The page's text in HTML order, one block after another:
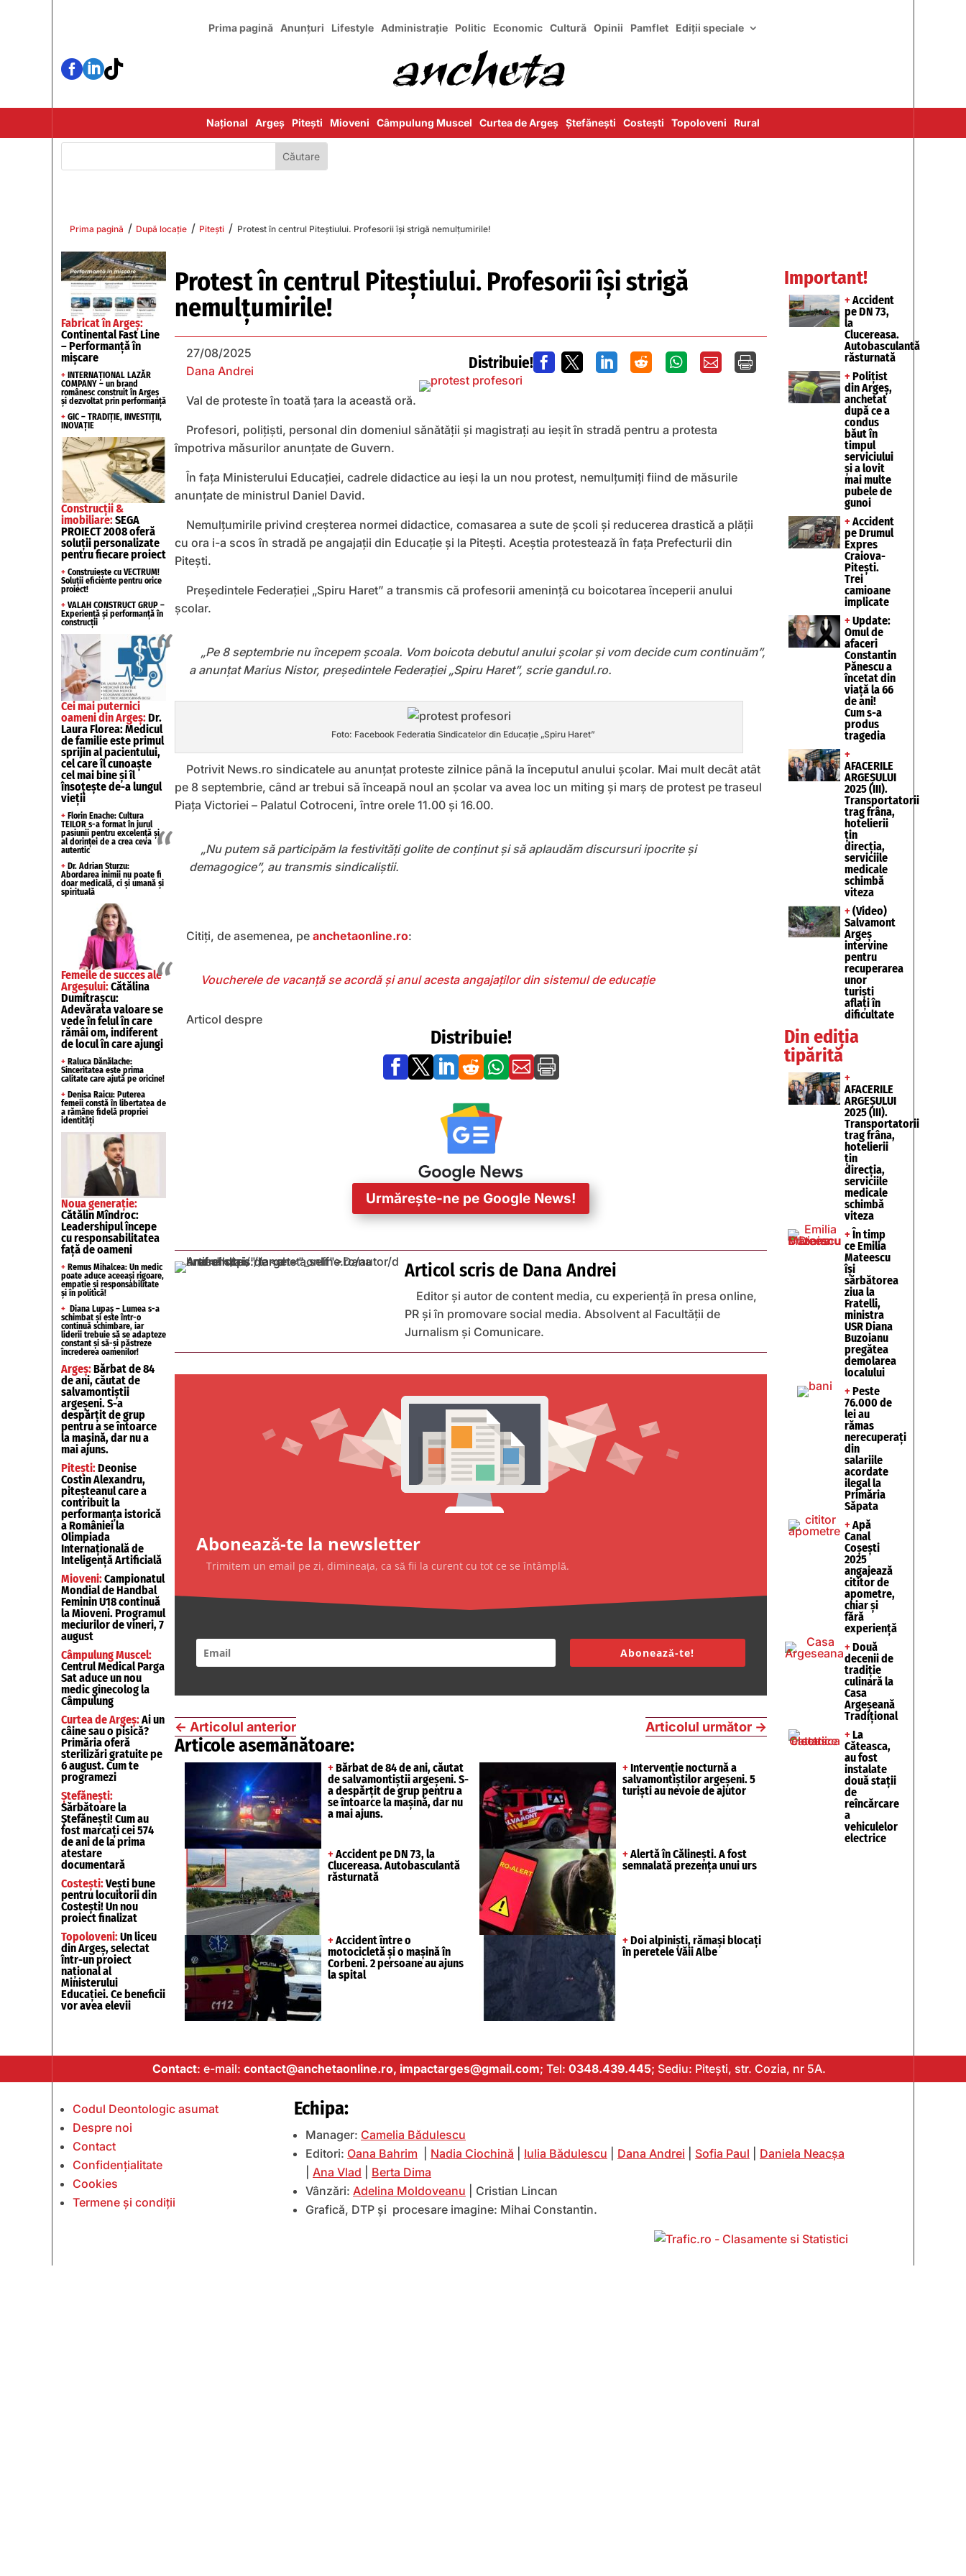
Prima pagină Anunțuri Lifestyle Administrație Politic Economic Cultură Opinii Pamflet Ediții speciale

Național Argeș Pitești Mioveni Câmpulung Muscel Curtea de Argeș Ștefănești Costești Topoloveni Rural
Prima pagină / După locație / Pitești / Protest în centrul Piteștiului. Profesorii își strigă nemulțumirile!
Fabricat în Argeș:
Continental Fast Line
– Performanță în
mișcare
+ INTERNAȚIONAL LAZĂR
COMPANY – un brand
românesc construit în Argeș
și dezvoltat prin performanță
+ GIC – TRADIȚIE, INVESTIȚII,
INOVAȚIE
Construcții &
imobiliare:SEGA
PROIECT 2008 oferă
soluții personalizate
pentru fiecare proiect
+ Construiește cu VECTRUM!
Soluții eficiente pentru orice
proiect!
+ VALAH CONSTRUCT GRUP –
Experiență și performanță în
construcții
Cei mai puternici
oameni din Argeș:Dr.
Laura Florea: Medicul
de familie este primul
sprijin al pacientului,
cel care îl cunoaște
cel mai bine și îl
însoțește de-a lungul
vieții
+ Florin Enache: Cultura
TEILOR s-a format în jurul
pasiunii pentru excelență și
al dorinței de a crea ceva
autentic
+ Dr. Adrian Sturzu:
Abordarea inimii nu poate fi
doar medicală, ci și umană și
spirituală
Femeile de succes ale
Argeșului:Cătălina
Dumitrașcu:
Adevărata valoare se
vede în felul în care
rămâi om, indiferent
de locul în care ajungi
+ Raluca Dănălache:
Sinceritatea este prima
calitate care ajută pe oricine!
+ Denisa Raicu: Puterea
femeii constă în libertatea de
a rămâne fidelă propriei
identități
Noua generație:
Cătălin Mîndroc:
Leadershipul începe
cu responsabilitatea
față de oameni
+ Remus Mihalcea: Un medic
poate aduce aceeași rigoare,
empatie și responsabilitate
și în politică!
+ Diana Lupaș – Lumea s-a
schimbat și este într-o
continuă schimbare, iar
liderii trebuie să se adapteze
constant și să-și păstreze
încrederea oamenilor!
Argeș:Bărbat de 84
de ani, căutat de
salvamontiștii
argeșeni. S-a
despărțit de grup
pentru a se întoarce
la mașină, dar nu a
mai ajuns.
Pitești:Deonise
Costin Alexandru,
piteșteanul care a
contribuit la
performanța istorică
a României la
Olimpiada
Internațională de
Inteligență Artificială
Mioveni:Campionatul
Mondial de Handbal
Feminin U18 continuă
la Mioveni. Programul
meciurilor de vineri, 7
august
Câmpulung Muscel:
Centrul Medical Parga
Sat aduce un nou
medic ginecolog la
Câmpulung
Curtea de Argeș:Ai un
câine sau o pisică?
Primăria oferă
sterilizări gratuite pe
6 august. Cum te
programezi
Ștefănești:
Sărbătoare la
Ștefănești! Cum au
fost marcați cei 574
de ani de la prima
atestare
documentară
Costești:Vești bune
pentru locuitorii din
Costești! Un nou
proiect finalizat
Topoloveni:Un liceu
din Argeș, selectat
într-un proiect
național al
Ministerului
Educației. Ce beneficii
vor avea elevii
Protest în centrul Piteștiului. Profesorii își strigă
nemulțumirile!
27/08/2025
Dana Andrei
Distribuie!       
Val de proteste în toată țara la această oră.
Profesori, polițiști, personal din domeniul sănătății și magistrați au ieșit în stradă pentru a protesta
împotriva măsurilor anunțate de Guvern.
În fața Ministerului Educației, cadrele didactice au ieși la un nou protest, nemulțumiți fiind de măsurile
anunțate de ministrul Daniel David.
Nemulțumirile privind creșterea normei didactice, comasarea a sute de școli și reducerea drastică a plății
cu ora i-a scos în stradă pe angajații din Educație și la Pitești. Aceștia protestează în fața Prefecturii din
Pitești.
Președintele Federației „Spiru Haret” a transmis că profesorii amenință cu boicotarea începerii anului
şcolar.
„Pe 8 septembrie nu începem școala. Vom boicota debutul anului școlar și vom decide cum continuăm”,
a anunțat Marius Nistor, președintele Federației „Spiru Haret”, scrie gandul.ro.
Foto: Facebook Federatia Sindicatelor din Educație „Spiru Haret”
Potrivit News.ro sindicatele au anunţat proteste zilnice până la începutul anului şcolar. Mai mult decât atât
pe 8 septembrie, când ar trebui să înceapă noul an şcolar va avea loc un miting şi marş de protest pe traseul
Piaţa Victoriei – Palatul Cotroceni, între orele 11.00 şi 16.00.
„Nu putem să participăm la festivităţi golite de conţinut şi să aplaudăm discursuri ipocrite şi
demagogice”, au transmis sindicaliştii.
Citiți, de asemenea, pe anchetaonline.ro:
Voucherele de vacanţă se acordă şi anul acesta angajaţilor din sistemul de educaţie
Articol despre
Distribuie!
      
Urmărește-ne pe Google News!
Articol scris de Dana Andrei
Editor și autor de content media, cu experiență în presa online,
PR și în promovare social media. Absolvent al Facultății de
Jurnalism și Comunicare.
Abonează-te la newsletter
Trimitem un email pe zi, dimineața, ca să fii la curent cu tot ce se întâmplă.
Abonează-te!
← Articolul anterior Articolul următor →
Articole asemănătoare:
+ Bărbat de 84 de ani, căutat
de salvamontiștii argeșeni. S-
a despărțit de grup pentru a
se întoarce la mașină, dar nu
a mai ajuns.
+ Intervenție nocturnă a
salvamontiștilor argeșeni. 5
turiști au nevoie de ajutor
+ Accident pe DN 73, la
Clucereasa. Autobasculantă
răsturnată
+ Alertă în Călinești. A fost
semnalată prezența unui urs
+ Accident între o
motocicletă și o mașină în
Corbeni. 2 persoane au ajuns
la spital
+ Doi alpiniști, rămași blocați
în peretele Văii Albe
Important!
+ Accident
pe DN 73,
la
Clucereasa.
Autobasculantă
răsturnată
+ Polițist
din Argeș,
anchetat
după ce a
condus
băut în
timpul
serviciului
și a lovit
mai multe
pubele de
gunoi
+ Accident
pe Drumul
Expres
Craiova-
Pitești.
Trei
camioane
implicate
+ Update:
Omul de
afaceri
Constantin
Pănescu a
încetat din
viață la 66
de ani!
Cum s-a
produs
tragedia
+
AFACERILE
ARGEȘULUI
2025 (III).
Transportatorii
trag frâna,
hotelierii
țin
direcția,
serviciile
medicale
schimbă
viteza
+ (Video)
Salvamont
Argeș
intervine
pentru
recuperarea
unor
turişti
aflaţi în
dificultate
Din ediția
tipărită
+
AFACERILE
ARGEȘULUI
2025 (III).
Transportatorii
trag frâna,
hotelierii
țin
direcția,
serviciile
medicale
schimbă
viteza
+ În timp
ce Emilia
Mateescu
își
sărbătorea
ziua la
Fratelli,
ministra
USR Diana
Buzoianu
pregătea
demolarea
localului
+ Peste
76.000 de
lei au
rămas
nerecuperați
din
salariile
acordate
ilegal la
Primăria
Săpata
+ Apă
Canal
Coșești
2025
angajează
cititor de
apometre,
chiar și
fără
experiență
+ Două
decenii de
tradiție
culinară la
Casa
Argeșeană
Tradițional
+ La
Căteasca,
au fost
instalate
două stații
de
reîncărcare
a
vehiculelor
electrice
Contact: e-mail: contact@anchetaonline.ro, impactarges@gmail.com; Tel: 0348.439.445; Sediu: Pitești, str. Cozia, nr 5A.
Codul Deontologic asumat
Despre noi
Contact
Confidențialitate
Cookies
Termene și condiții
Echipa:
Manager: Camelia Bădulescu
Editori: Oana Bahrim Nadia Ciochină Iulia Bădulescu Dana Andrei Sofia Paul
Daniela Neacșa
Ana Vlad
Berta Dima
Vânzări: Adelina Moldoveanu | Cristian Lincan
Grafică, DTP și procesare imagine: Mihai Constantin.